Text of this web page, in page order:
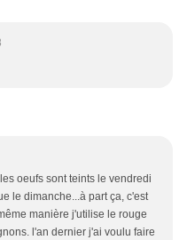
oeufs sont teints le vendredi
le dimanche...à part ça, c'est
manière j'utilise le rouge
l'an dernier j'ai voulu faire